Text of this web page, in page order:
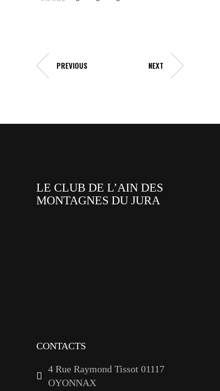
PREVIOUS NEXT
LE CLUB DE L’AIN DES
MONTAGNES DU JURA
CONTACTS
4 Rue Raymond Tissot 01117
OYONNAX